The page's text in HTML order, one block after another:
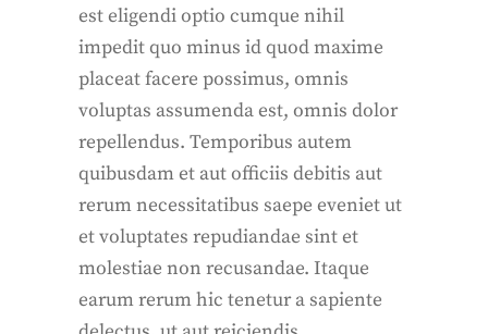
est eligendi optio cumque nihil
impedit quo minus id quod maxime
placeat facere possimus, omnis
voluptas assumenda est, omnis dolor
repellendus. Temporibus autem
quibusdam et aut officiis debitis aut
rerum necessitatibus saepe eveniet ut
et voluptates repudiandae sint et
molestiae non recusandae. Itaque
earum rerum hic tenetur a sapiente